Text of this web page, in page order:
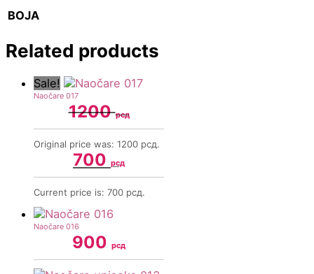
BOJA
Related products
Sale!
Naočare 017
1200рсд
Original price was: 1200 рсд.
700 рсд
Current price is: 700 рсд.
Naočare 016
900 рсд